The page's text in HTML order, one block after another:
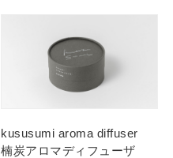
kususumi aroma diffuser
楠炭アロマディフューザ